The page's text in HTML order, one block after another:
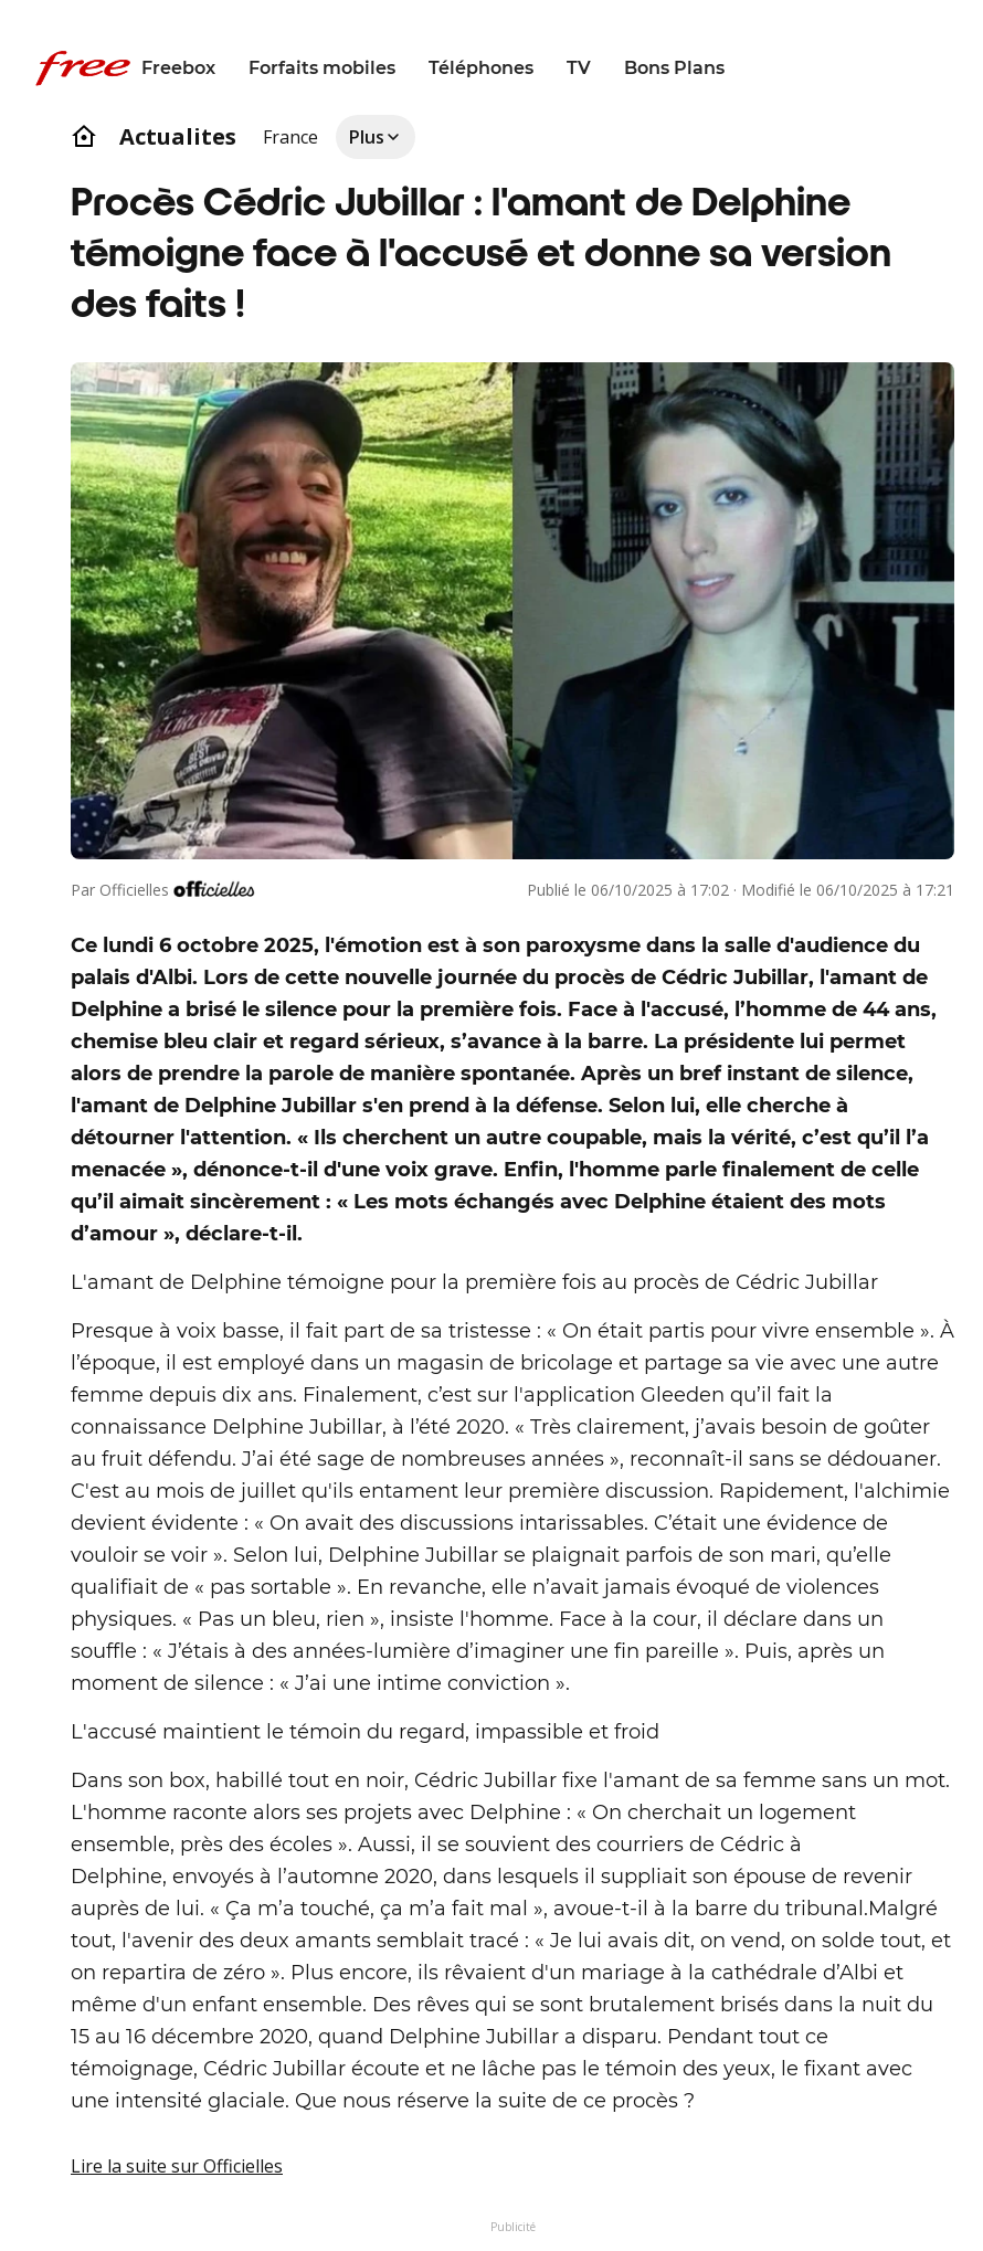
Freebox Forfaits mobiles Téléphones TV Bons Plans
Actualites France Plus
Procès Cédric Jubillar : l'amant de Delphine
témoigne face à l'accusé et donne sa version
des faits !
Par Officielles Publié le 06/10/2025 à 17:02 · Modifié le 06/10/2025 à 17:21
Ce lundi 6 octobre 2025, l'émotion est à son paroxysme dans la salle d'audience du
palais d'Albi. Lors de cette nouvelle journée du procès de Cédric Jubillar, l'amant de
Delphine a brisé le silence pour la première fois. Face à l'accusé, l’homme de 44 ans,
chemise bleu clair et regard sérieux, s’avance à la barre. La présidente lui permet
alors de prendre la parole de manière spontanée. Après un bref instant de silence,
l'amant de Delphine Jubillar s'en prend à la défense. Selon lui, elle cherche à
détourner l'attention. « Ils cherchent un autre coupable, mais la vérité, c’est qu’il l’a
menacée », dénonce-t-il d'une voix grave. Enfin, l'homme parle finalement de celle
qu’il aimait sincèrement : « Les mots échangés avec Delphine étaient des mots
d’amour », déclare-t-il.
L'amant de Delphine témoigne pour la première fois au procès de Cédric Jubillar
Presque à voix basse, il fait part de sa tristesse : « On était partis pour vivre ensemble ». À
l’époque, il est employé dans un magasin de bricolage et partage sa vie avec une autre
femme depuis dix ans. Finalement, c’est sur l'application Gleeden qu’il fait la
connaissance Delphine Jubillar, à l’été 2020. « Très clairement, j’avais besoin de goûter
au fruit défendu. J’ai été sage de nombreuses années », reconnaît-il sans se dédouaner.
C'est au mois de juillet qu'ils entament leur première discussion. Rapidement, l'alchimie
devient évidente : « On avait des discussions intarissables. C’était une évidence de
vouloir se voir ». Selon lui, Delphine Jubillar se plaignait parfois de son mari, qu’elle
qualifiait de « pas sortable ». En revanche, elle n’avait jamais évoqué de violences
physiques. « Pas un bleu, rien », insiste l'homme. Face à la cour, il déclare dans un
souffle : « J’étais à des années-lumière d’imaginer une fin pareille ». Puis, après un
moment de silence : « J’ai une intime conviction ».
L'accusé maintient le témoin du regard, impassible et froid
Dans son box, habillé tout en noir, Cédric Jubillar fixe l'amant de sa femme sans un mot.
L'homme raconte alors ses projets avec Delphine : « On cherchait un logement
ensemble, près des écoles ». Aussi, il se souvient des courriers de Cédric à
Delphine, envoyés à l’automne 2020, dans lesquels il suppliait son épouse de revenir
auprès de lui. « Ça m’a touché, ça m’a fait mal », avoue-t-il à la barre du tribunal.Malgré
tout, l'avenir des deux amants semblait tracé : « Je lui avais dit, on vend, on solde tout, et
on repartira de zéro ». Plus encore, ils rêvaient d'un mariage à la cathédrale d’Albi et
même d'un enfant ensemble. Des rêves qui se sont brutalement brisés dans la nuit du
15 au 16 décembre 2020, quand Delphine Jubillar a disparu. Pendant tout ce
témoignage, Cédric Jubillar écoute et ne lâche pas le témoin des yeux, le fixant avec
une intensité glaciale. Que nous réserve la suite de ce procès ?
Lire la suite sur Officielles
Publicité